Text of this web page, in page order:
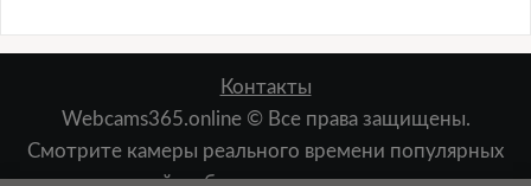
Контакты
Webcams365.online © Все права защищены.
Смотрите камеры реального времени популярных